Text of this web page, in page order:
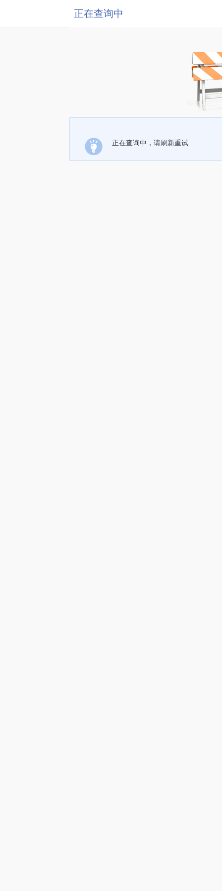
正在查询中
正在查询中，请刷新重试